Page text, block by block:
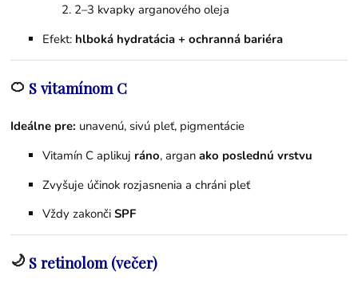
2–3 kvapky arganového oleja
Efekt: hlboká hydratácia + ochranná bariéra
🍊 S vitamínom C
Ideálne pre: unavenú, sivú pleť, pigmentácie
Vitamín C aplikuj ráno, arganako poslednú vrstvu
Zvyšuje účinok rozjasnenia a chráni pleť
Vždy zakončiSPF
🌙 S retinolom (večer)